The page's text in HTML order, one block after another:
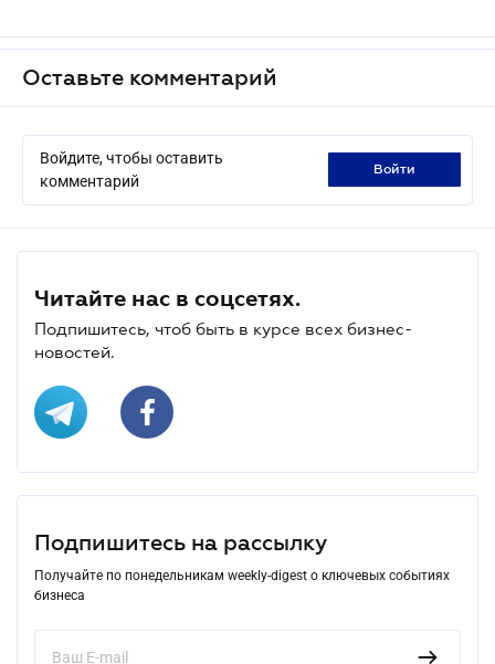
Оставьте комментарий
Войдите, чтобы оставить
комментарий
войти
Читайте нас в соцсетях.
Подпишитесь, чтоб быть в курсе всех бизнес-
новостей.
Подпишитесь на рассылку
Получайте по понедельникам weekly-digest о ключевых событиях
бизнеса